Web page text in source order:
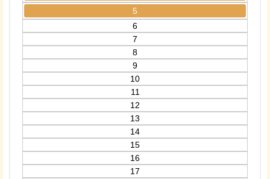
5
6
7
8
9
10
11
12
13
14
15
16
17